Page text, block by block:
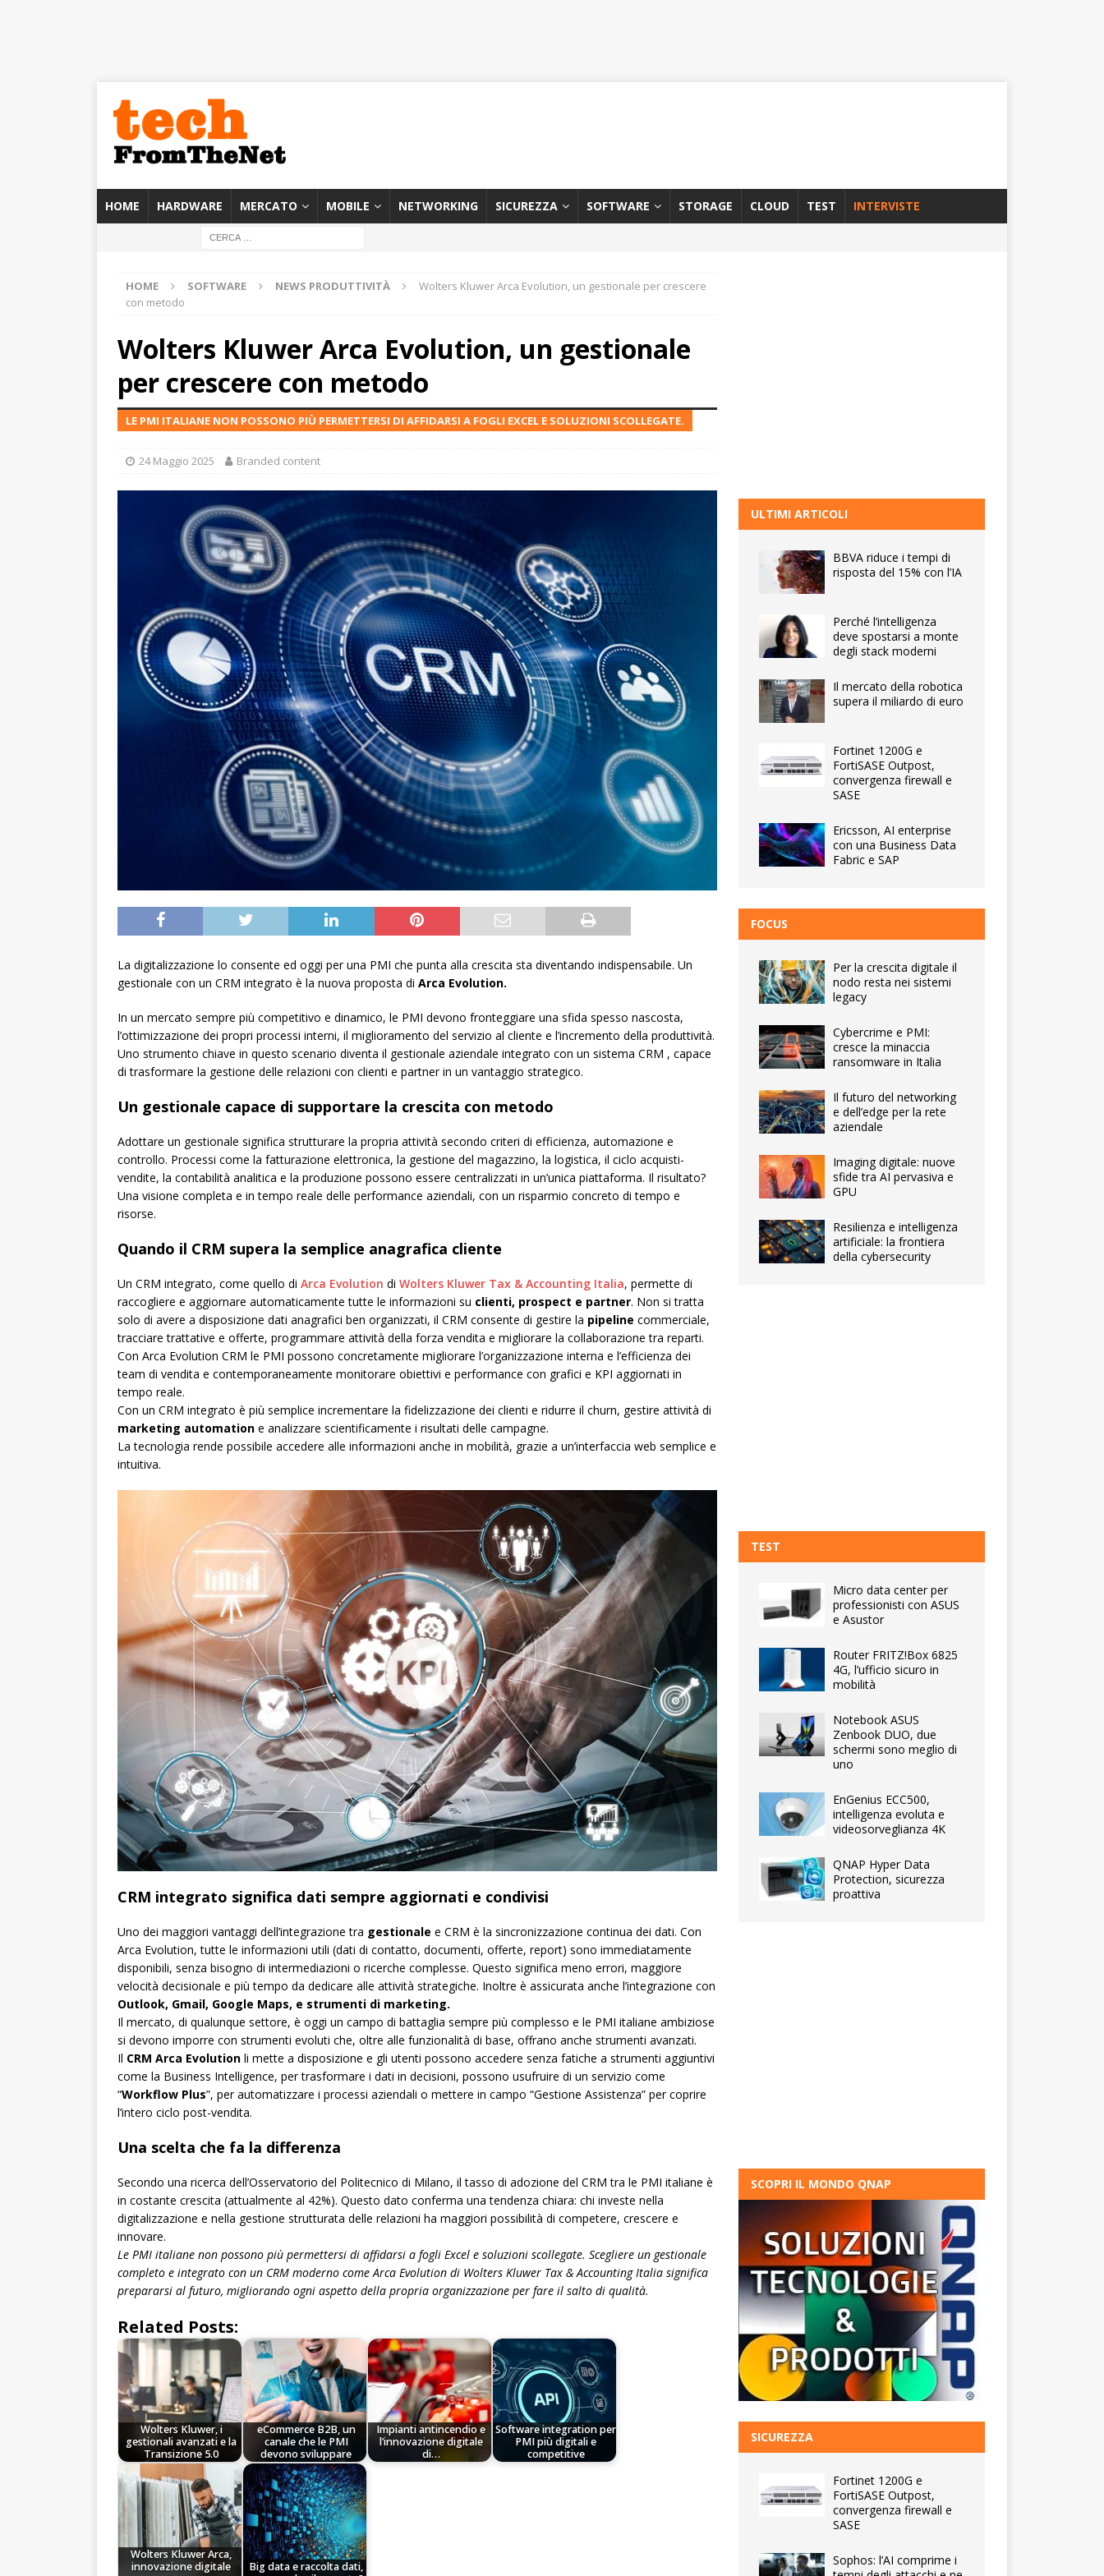
HOME HARDWARE MERCATO MOBILE NETWORKING SICUREZZA SOFTWARE STORAGE CLOUD TEST INTERVISTE
HOME SOFTWARE NEWS PRODUTTIVITÀ
Wolters Kluwer Arca Evolution, un gestionale per crescere
con metodo
Wolters Kluwer Arca Evolution, un gestionale
per crescere con metodo
LE PMI ITALIANE NON POSSONO PIÙ PERMETTERSI DI AFFIDARSI A FOGLI EXCEL E SOLUZIONI SCOLLEGATE.
24 Maggio 2025 Branded content
La digitalizzazione lo consente ed oggi per una PMI che punta alla crescita sta diventando indispensabile. Un
gestionale con un CRM integrato è la nuova proposta di Arca Evolution.
In un mercato sempre più competitivo e dinamico, le PMI devono fronteggiare una sfida spesso nascosta,
l’ottimizzazione dei propri processi interni, il miglioramento del servizio al cliente e l’incremento della produttività.
Uno strumento chiave in questo scenario diventa il gestionale aziendale integrato con un sistema CRM , capace
di trasformare la gestione delle relazioni con clienti e partner in un vantaggio strategico.
Un gestionale capace di supportare la crescita con metodo
Adottare un gestionale significa strutturare la propria attività secondo criteri di efficienza, automazione e
controllo. Processi come la fatturazione elettronica, la gestione del magazzino, la logistica, il ciclo acquisti-
vendite, la contabilità analitica e la produzione possono essere centralizzati in un’unica piattaforma. Il risultato?
Una visione completa e in tempo reale delle performance aziendali, con un risparmio concreto di tempo e
risorse.
Quando il CRM supera la semplice anagrafica cliente
Un CRM integrato, come quello di Arca Evolution di Wolters Kluwer Tax & Accounting Italia, permette di
raccogliere e aggiornare automaticamente tutte le informazioni su clienti, prospect e partner. Non si tratta
solo di avere a disposizione dati anagrafici ben organizzati, il CRM consente di gestire la pipeline commerciale,
tracciare trattative e offerte, programmare attività della forza vendita e migliorare la collaborazione tra reparti.
Con Arca Evolution CRM le PMI possono concretamente migliorare l’organizzazione interna e l’efficienza dei
team di vendita e contemporaneamente monitorare obiettivi e performance con grafici e KPI aggiornati in
tempo reale.
Con un CRM integrato è più semplice incrementare la fidelizzazione dei clienti e ridurre il churn, gestire attività di
marketing automation e analizzare scientificamente i risultati delle campagne.
La tecnologia rende possibile accedere alle informazioni anche in mobilità, grazie a un’interfaccia web semplice e
intuitiva.
CRM integrato significa dati sempre aggiornati e condivisi
Uno dei maggiori vantaggi dell’integrazione tra gestionale e CRM è la sincronizzazione continua dei dati. Con
Arca Evolution, tutte le informazioni utili (dati di contatto, documenti, offerte, report) sono immediatamente
disponibili, senza bisogno di intermediazioni o ricerche complesse. Questo significa meno errori, maggiore
velocità decisionale e più tempo da dedicare alle attività strategiche. Inoltre è assicurata anche l’integrazione con
Outlook, Gmail, Google Maps, e strumenti di marketing.
Il mercato, di qualunque settore, è oggi un campo di battaglia sempre più complesso e le PMI italiane ambiziose
si devono imporre con strumenti evoluti che, oltre alle funzionalità di base, offrano anche strumenti avanzati.
Il CRM Arca Evolution li mette a disposizione e gli utenti possono accedere senza fatiche a strumenti aggiuntivi
come la Business Intelligence, per trasformare i dati in decisioni, possono usufruire di un servizio come
“Workflow Plus”, per automatizzare i processi aziendali o mettere in campo “Gestione Assistenza” per coprire
l’intero ciclo post-vendita.
Una scelta che fa la differenza
Secondo una ricerca dell’Osservatorio del Politecnico di Milano, il tasso di adozione del CRM tra le PMI italiane è
in costante crescita (attualmente al 42%). Questo dato conferma una tendenza chiara: chi investe nella
digitalizzazione e nella gestione strutturata delle relazioni ha maggiori possibilità di competere, crescere e
innovare.
Le PMI italiane non possono più permettersi di affidarsi a fogli Excel e soluzioni scollegate. Scegliere un gestionale
completo e integrato con un CRM moderno come Arca Evolution di Wolters Kluwer Tax & Accounting Italia significa
prepararsi al futuro, migliorando ogni aspetto della propria organizzazione per fare il salto di qualità.
Related Posts:
Wolters Kluwer, i
gestionali avanzati e la
Transizione 5.0
eCommerce B2B, un
canale che le PMI
devono sviluppare
Impianti antincendio e
l’innovazione digitale
di…
Software integration per
PMI più digitali e
competitive
Wolters Kluwer Arca,
innovazione digitale
Big data e raccolta dati,
ULTIMI ARTICOLI
BBVA riduce i tempi di
risposta del 15% con l’IA
Perché l’intelligenza
deve spostarsi a monte
degli stack moderni
Il mercato della robotica
supera il miliardo di euro
Fortinet 1200G e
FortiSASE Outpost,
convergenza firewall e
SASE
Ericsson, AI enterprise
con una Business Data
Fabric e SAP
FOCUS
Per la crescita digitale il
nodo resta nei sistemi
legacy
Cybercrime e PMI:
cresce la minaccia
ransomware in Italia
Il futuro del networking
e dell’edge per la rete
aziendale
Imaging digitale: nuove
sfide tra AI pervasiva e
GPU
Resilienza e intelligenza
artificiale: la frontiera
della cybersecurity
TEST
Micro data center per
professionisti con ASUS
e Asustor
Router FRITZ!Box 6825
4G, l’ufficio sicuro in
mobilità
Notebook ASUS
Zenbook DUO, due
schermi sono meglio di
uno
EnGenius ECC500,
intelligenza evoluta e
videosorveglianza 4K
QNAP Hyper Data
Protection, sicurezza
proattiva
SCOPRI IL MONDO QNAP
SICUREZZA
Fortinet 1200G e
FortiSASE Outpost,
convergenza firewall e
SASE
Sophos: l’AI comprime i